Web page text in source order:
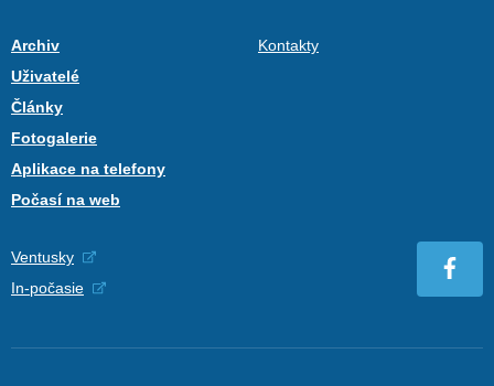
Archiv
Uživatelé
Články
Fotogalerie
Aplikace na telefony
Počasí na web
Kontakty
Ventusky
In-počasie